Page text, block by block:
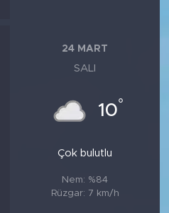
24 MART
SALI
10°
Çok bulutlu
Nem: %84
Rüzgar: 7 km/h